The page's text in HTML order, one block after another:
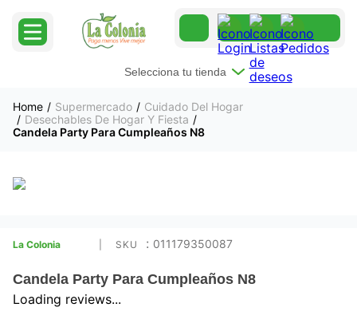
Selecciona tu tienda
Supermercado
Cuidado Del Hogar
Desechables De Hogar Y Fiesta
Candela Party Para Cumpleaños N8
La Colonia : 011179350087
Candela Party Para Cumpleaños N8
Loading reviews...